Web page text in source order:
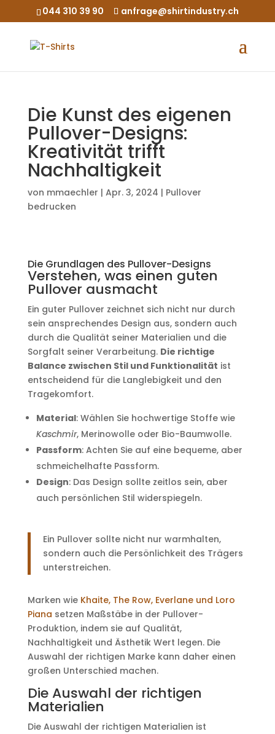
044 310 39 90 anfrage@shirtindustry.ch
Die Kunst des eigenen
Pullover-Designs:
Kreativität trifft
Nachhaltigkeit
von mmaechler | Apr. 3, 2024 | Pullover
bedrucken
Die Grundlagen des Pullover-Designs
Verstehen, was einen guten
Pullover ausmacht
Ein guter Pullover zeichnet sich nicht nur durch
sein ansprechendes Design aus, sondern auch
durch die Qualität seiner Materialien und die
Sorgfalt seiner Verarbeitung. Die richtige
Balance zwischen Stil und Funktionalität ist
entscheidend für die Langlebigkeit und den
Tragekomfort.
Material: Wählen Sie hochwertige Stoffe wie
Kaschmir, Merinowolle oder Bio-Baumwolle.
Passform: Achten Sie auf eine bequeme, aber
schmeichelhafte Passform.
Design: Das Design sollte zeitlos sein, aber
auch persönlichen Stil widerspiegeln.
Ein Pullover sollte nicht nur warmhalten,
sondern auch die Persönlichkeit des Trägers
unterstreichen.
Marken wie Khaite, The Row, Everlane und Loro
Piana setzen Maßstäbe in der Pullover-
Produktion, indem sie auf Qualität,
Nachhaltigkeit und Ästhetik Wert legen. Die
Auswahl der richtigen Marke kann daher einen
großen Unterschied machen.
Die Auswahl der richtigen
Materialien
Die Auswahl der richtigen Materialien ist